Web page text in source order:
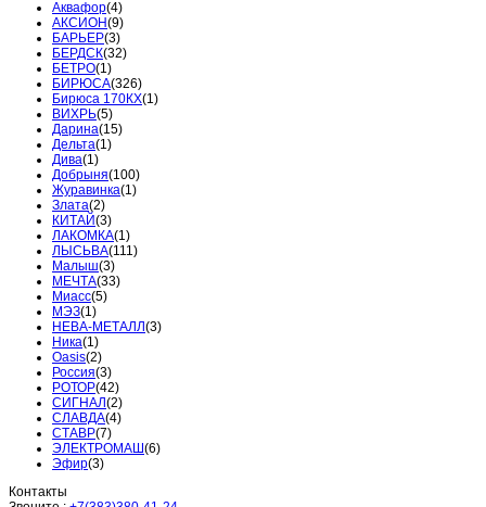
Аквафор(4)
АКСИОН(9)
БАРЬЕР(3)
БЕРДСК(32)
БЕТРО(1)
БИРЮСА(326)
Бирюса 170КХ(1)
ВИХРЬ(5)
Дарина(15)
Дельта(1)
Дива(1)
Добрыня(100)
Журавинка(1)
Злата(2)
КИТАЙ(3)
ЛАКОМКА(1)
ЛЫСЬВА(111)
Малыш(3)
МЕЧТА(33)
Миасс(5)
МЭЗ(1)
НЕВА-МЕТАЛЛ(3)
Ника(1)
Оasis(2)
Россия(3)
РОТОР(42)
СИГНАЛ(2)
СЛАВДА(4)
СТАВР(7)
ЭЛЕКТРОМАШ(6)
Эфир(3)
Контакты